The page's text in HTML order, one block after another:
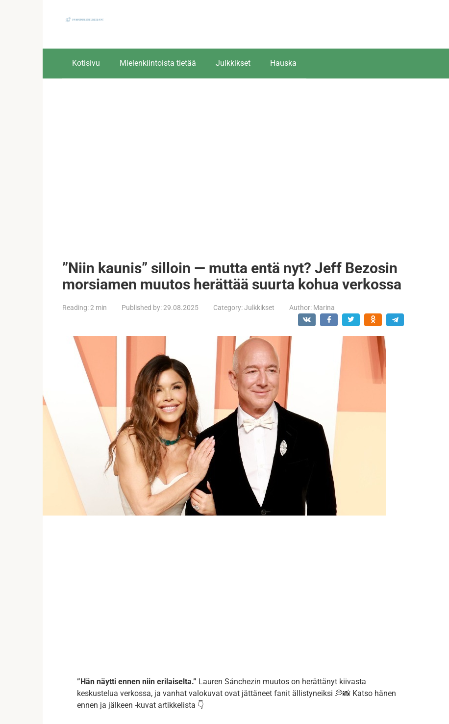
Kotisivu Mielenkiintoista tietää Julkkikset Hauska
”Niin kaunis” silloin — mutta entä nyt? Jeff Bezosin
morsiamen muutos herättää suurta kohua verkossa
Reading:2 min Published by:29.08.2025 Category:Julkkikset Author: Marina
”Hän näytti ennen niin erilaiselta.” Lauren Sánchezin muutos on herättänyt kiivasta
keskustelua verkossa, ja vanhat valokuvat ovat jättäneet fanit ällistyneiksi 💭📸 Katso hänen
ennen ja jälkeen -kuvat artikkelista 👇